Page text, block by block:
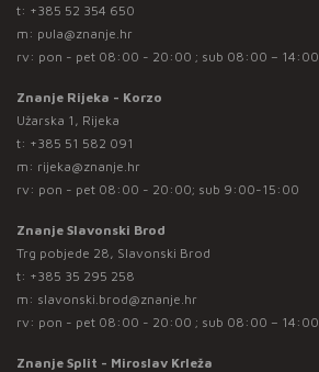
t: +385 52 354 650
m: pula@znanje.hr
rv: pon - pet 08:00 - 20:00 ; sub 08:00 – 14:00
Znanje Rijeka - Korzo
Užarska 1, Rijeka
t: +385 51 582 091
m: rijeka@znanje.hr
rv: pon - pet 08:00 - 20:00; sub 9:00-15:00
Znanje Slavonski Brod
Trg pobjede 28, Slavonski Brod
t: +385 35 295 258
m: slavonski.brod@znanje.hr
rv: pon - pet 08:00 - 20:00 ; sub 08:00 – 14:00
Znanje Split - Miroslav Krleža